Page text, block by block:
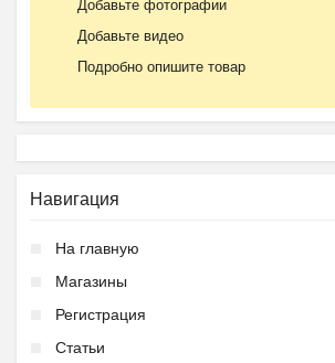
Добавьте фотографии
Добавьте видео
Подробно опишите товар
Навигация
На главную
Магазины
Регистрация
Статьи